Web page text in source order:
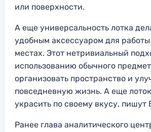
или поверхности.
А еще универсальность лотка
удобным аксессуаром для
местах. Этот нетривиальный
использованию обычного
организовать пространство и
повседневную жизнь. А еще
украсить по своему вкусу, пишут
Ранее глава аналитического